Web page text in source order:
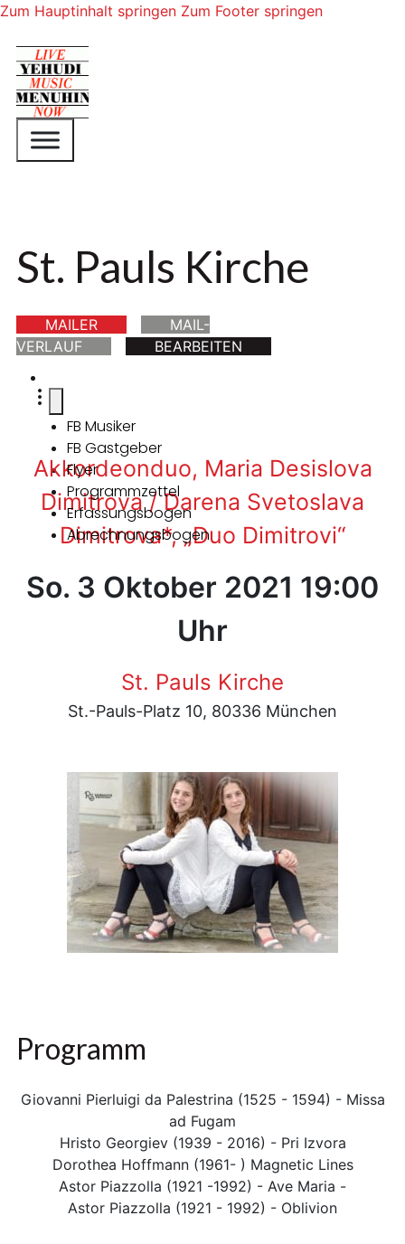
Zum Hauptinhalt springen Zum Footer springen
St. Pauls Kirche
MAILER
MAIL-
VERLAUF
BEARBEITEN
FB Musiker
FB Gastgeber
Flyer
Programmzettel
Erfassungsbogen
Abrechnungsbogen
Akkordeonduo, Maria Desislova
Dimitrova / Darena Svetoslava
Dimitrova*, „Duo Dimitrovi“
So. 3 Oktober 2021 19:00
Uhr
St. Pauls Kirche
St.-Pauls-Platz 10, 80336 München
Programm
Giovanni Pierluigi da Palestrina (1525 - 1594) - Missa
ad Fugam
Hristo Georgiev (1939 - 2016) - Pri Izvora
Dorothea Hoffmann (1961- ) Magnetic Lines
Astor Piazzolla (1921 -1992) - Ave Maria -
Astor Piazzolla (1921 - 1992) - Oblivion